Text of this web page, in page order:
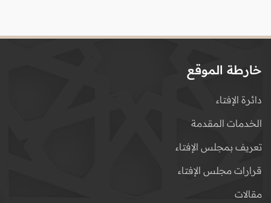
خارطة الموقع
دائرة الإفتاء
الخدمات المقدمة
تعريف بمجلس الإفتاء
قرارات مجلس الإفتاء
مقالات